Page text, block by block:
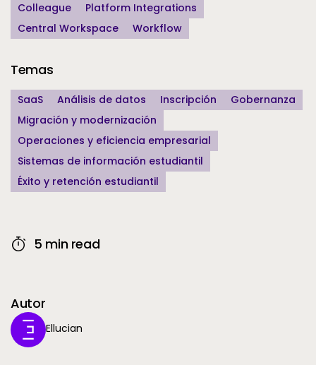
Colleague
Platform Integrations
Central Workspace
Workflow
Temas
SaaS Análisis de datos Inscripción
Gobernanza
Migración y modernización
Operaciones y eficiencia empresarial
Sistemas de información estudiantil
Éxito y retención estudiantil
5 min read
Autor
Ellucian